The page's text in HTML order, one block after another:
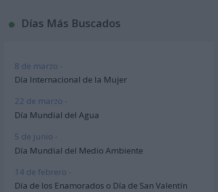
Días Más Buscados
8 de marzo -
Día Internacional de la Mujer
22 de marzo -
Día Mundial del Agua
5 de junio -
Día Mundial del Medio Ambiente
14 de febrero -
Día de los Enamorados o Día de San Valentín